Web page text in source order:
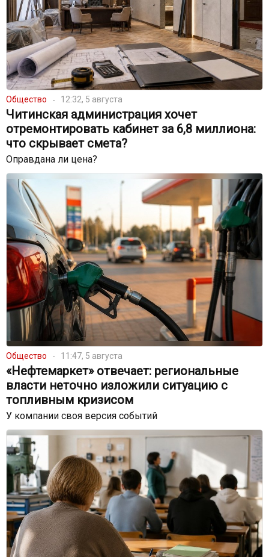
Общество 12:32, 5 августа
Читинская администрация хочет
отремонтировать кабинет за 6,8 миллиона:
что скрывает смета?
Оправдана ли цена?
Общество 11:47, 5 августа
«Нефтемаркет» отвечает: региональные
власти неточно изложили ситуацию с
топливным кризисом
У компании своя версия событий